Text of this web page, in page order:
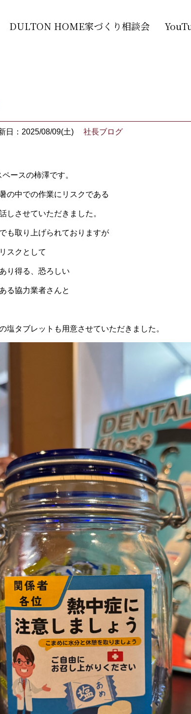
DULTON HOME家づくり相談会
日：2025/08/09(土) 社長ブログ
ースの柿澤です。
の中での作業にリスクである
しさせていただきました。
も取り上げられておりますが
スクとして
り得る、恐ろしい
る協力業者さんと
塩タブレットも用意させていただきました。